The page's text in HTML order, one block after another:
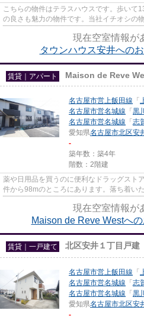
こちらの物件はテラスハウスです。歩いて
の良さも魅力の物件です。当社イチオシの
現在空室情報が
タウンハウス安井への
賃貸｜アパート Maison de Reve
名古屋市営上飯田線 「
名古屋市営名城線 「 黒川
名古屋市営名城線 「 志
愛知県名古屋市北区安
-
築年数：築4年
階数：2階建
薬や日用品を買うのに便利なドラッグスト
件から98mのところにあります。落ち着い
現在空室情報が
Maison de Reve Westへ
賃貸｜一戸建て 北区安井１丁目戸建
名古屋市営上飯田線 「
名古屋市営名城線 「 志
名古屋市営名城線 「 黒川
愛知県名古屋市北区安
-